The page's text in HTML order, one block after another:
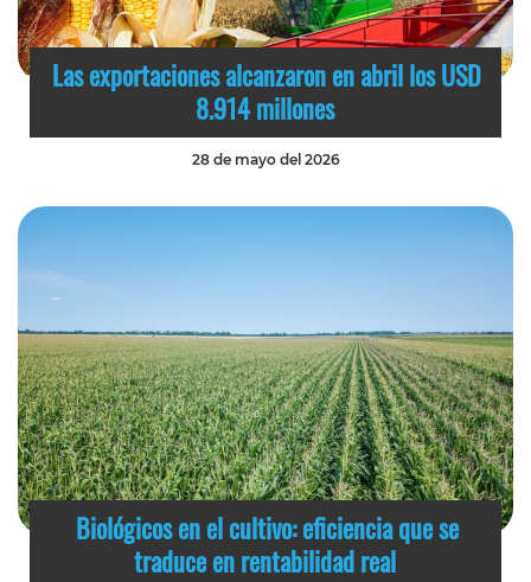
Las exportaciones alcanzaron en abril los USD
8.914 millones
28 de mayo del 2026
Biológicos en el cultivo: eficiencia que se
traduce en rentabilidad real